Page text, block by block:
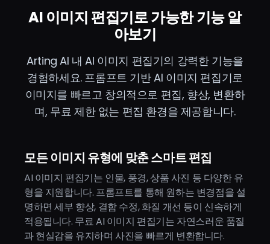
AI 이미지 편집기로 가능한 기능 알
아보기
Arting AI 내 AI 이미지 편집기의 강력한 기능을
경험하세요. 프롬프트 기반 AI 이미지 편집기로
이미지를 빠르고 창의적으로 편집, 향상, 변환하
며, 무료 제한 없는 편집 환경을 제공합니다.
모든 이미지 유형에 맞춘 스마트 편집
AI 이미지 편집기는 인물, 풍경, 상품 사진 등 다양한 유
형을 지원합니다. 프롬프트를 통해 원하는 변경점을 설
명하면 세부 향상, 결함 수정, 화질 개선 등이 신속하게
적용됩니다. 무료 AI 이미지 편집기는 자연스러운 품질
과 현실감을 유지하며 사진을 빠르게 변환합니다.